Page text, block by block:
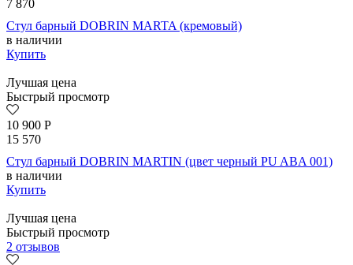
7 870
Стул барный DOBRIN MARTA (кремовый)
в наличии
Купить
Лучшая цена
Быстрый просмотр
10 900 Р
15 570
Стул барный DOBRIN MARTIN (цвет черный PU ABA 001)
в наличии
Купить
Лучшая цена
Быстрый просмотр
2 отзывов